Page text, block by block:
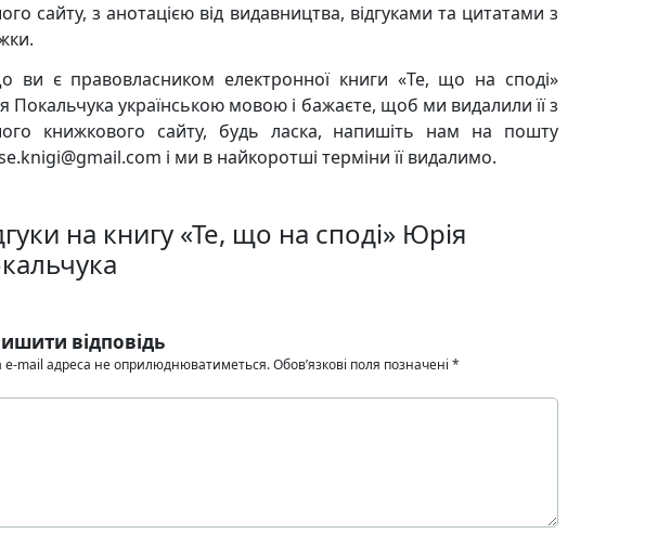
сайту, з анотацією від видавництва, відгуками та цитатами з
ви є правовласником електронної книги «Те, що на споді»
Покальчука українською мовою і бажаєте, щоб ми видалили її з
книжкового сайту, будь ласка, напишіть нам на пошту
і ми в найкоротші терміни її видалимо.
на книгу «Те, що на споді» Юрія
відповідь
mail адреса не оприлюднюватиметься.Обов’язкові поля позначені *